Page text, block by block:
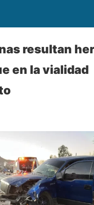
resultan
en la vialidad